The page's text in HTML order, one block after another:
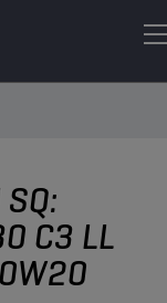
C3 LL